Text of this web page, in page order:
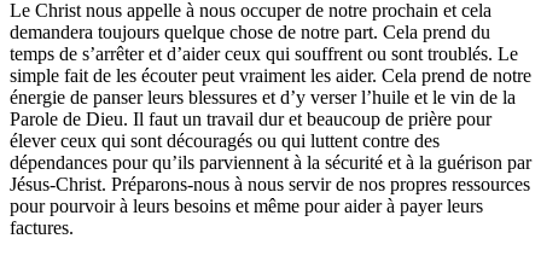
Le Christ nous appelle à nous occuper de notre prochain et cela
demandera toujours quelque chose de notre part. Cela prend du
temps de s’arrêter et d’aider ceux qui souffrent ou sont troublés. Le
simple fait de les écouter peut vraiment les aider. Cela prend de notre
énergie de panser leurs blessures et d’y verser l’huile et le vin de la
Parole de Dieu. Il faut un travail dur et beaucoup de prière pour
élever ceux qui sont découragés ou qui luttent contre des
dépendances pour qu’ils parviennent à la sécurité et à la guérison par
Jésus-Christ. Préparons-nous à nous servir de nos propres ressources
pour pourvoir à leurs besoins et même pour aider à payer leurs
factures.